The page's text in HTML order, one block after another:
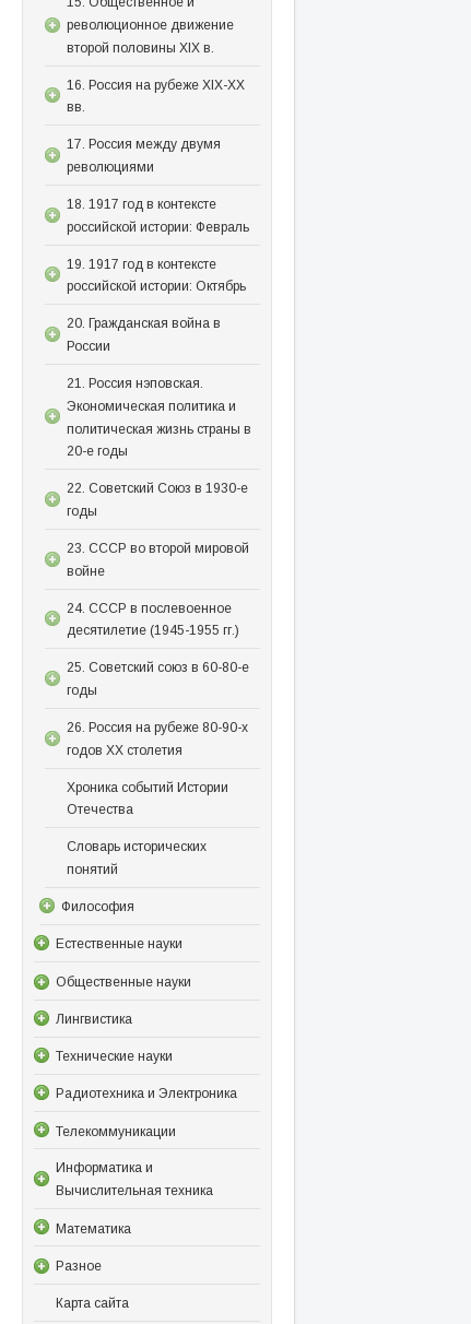
революционное движение
второй половины XIX в.
16. Россия на рубеже XIX-XX
вв.
17. Россия между двумя
революциями
18. 1917 год в контексте
российской истории: Февраль
19. 1917 год в контексте
российской истории: Октябрь
20. Гражданская война в
России
21. Россия нэповская.
Экономическая политика и
политическая жизнь страны в
20-е годы
22. Советский Союз в 1930-е
годы
23. СССР во второй мировой
войне
24. СССР в послевоенное
десятилетие (1945-1955 гг.)
25. Советский союз в 60-80-е
годы
26. Россия на рубеже 80-90-х
годов XX столетия
Хроника событий Истории
Отечества
Словарь исторических
понятий
Философия
Естественные науки
Общественные науки
Лингвистика
Технические науки
Радиотехника и Электроника
Телекоммуникации
Информатика и
Вычислительная техника
Математика
Разное
Карта сайта